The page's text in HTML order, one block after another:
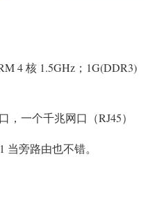
4 核 1.5GHz；1G(DDR3)
一个千兆网口（RJ45）
旁路由也不错。